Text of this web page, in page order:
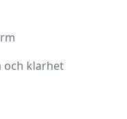
och klarhet